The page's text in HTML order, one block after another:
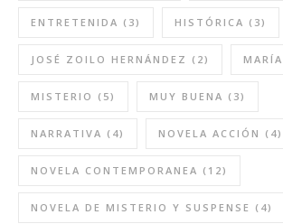
ENTRETENIDA (3) HISTÓRICA (3)
JOSÉ ZOILO HERNÁNDEZ (2)
MISTERIO (5) MUY BUENA (3)
NARRATIVA (4) NOVELA ACCIÓN (4)
NOVELA CONTEMPORANEA (12)
NOVELA DE MISTERIO Y SUSPENSE (4)